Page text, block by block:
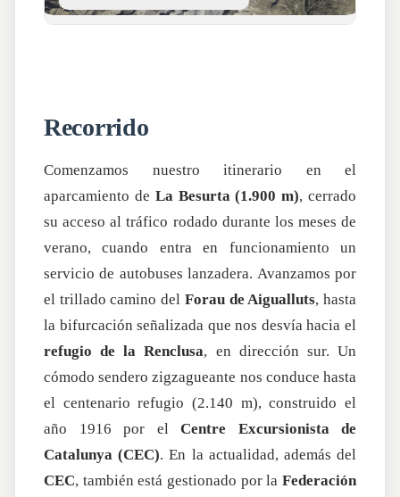
Recorrido
Comenzamos nuestro itinerario en el
aparcamiento de La Besurta (1.900 m), cerrado
su acceso al tráfico rodado durante los meses de
verano, cuando entra en funcionamiento un
servicio de autobuses lanzadera. Avanzamos por
el trillado camino del Forau de Aigualluts, hasta
la bifurcación señalizada que nos desvía hacia el
refugio de la Renclusa, en dirección sur. Un
cómodo sendero zigzagueante nos conduce hasta
el centenario refugio (2.140 m), construido el
año 1916 por el Centre Excursionista de
Catalunya (CEC). En la actualidad, además del
CEC, también está gestionado por la Federación